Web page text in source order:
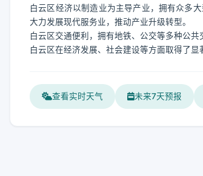
白云区经济以制造业为主导产业，拥有众多
大力发展现代服务业，推动产业升级转型。
白云区交通便利，拥有地铁、公交等多种公
白云区在经济发展、社会建设等方面取得了显
查看实时天气 未来7天预报